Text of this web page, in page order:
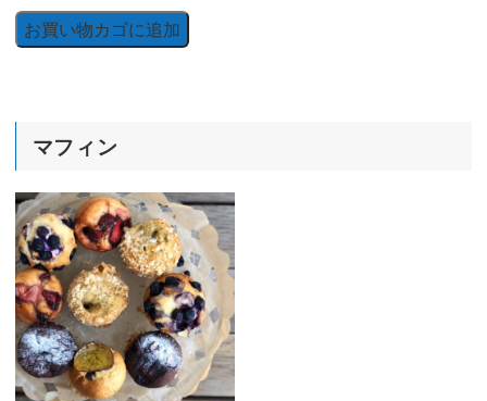
ッ
個
お買い物カゴに追加
マフィン